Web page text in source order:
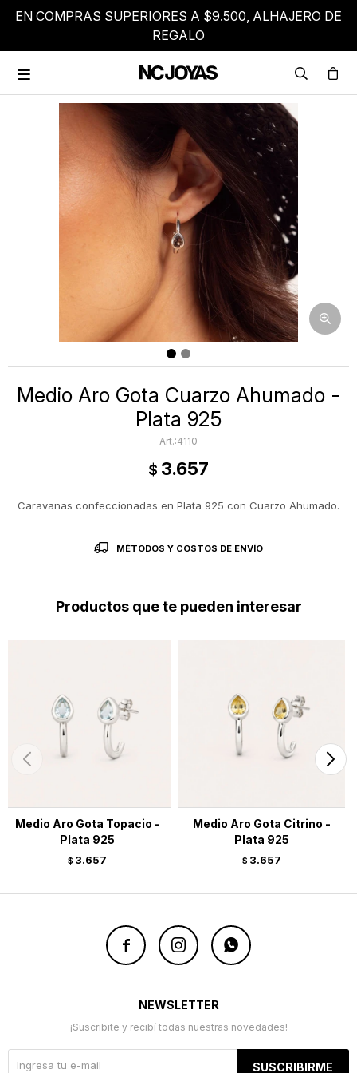
EN COMPRAS SUPERIORES A $9.500, ALHAJERO DE
REGALO

Medio Aro Gota Cuarzo Ahumado -
Plata 925
4110
$ 3.657
Caravanas confeccionadas en Plata 925 con Cuarzo Ahumado.
MÉTODOS Y COSTOS DE ENVÍO
Productos que te pueden interesar
Medio Aro Gota Topacio -
Plata 925
$ 3.657
Medio Aro Gota Citrino -
Plata 925
$ 3.657
  
NEWSLETTER
¡Suscribite y recibí todas nuestras novedades!
SUSCRIBIRME